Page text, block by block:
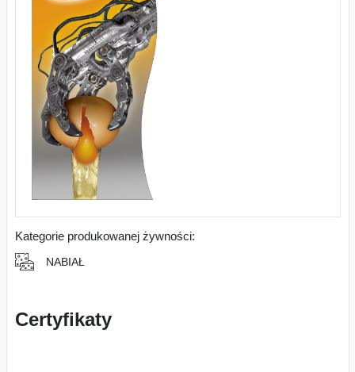
Kategorie produkowanej żywności:
NABIAŁ
Certyfikaty